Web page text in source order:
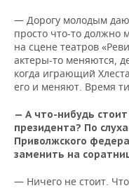
— Дорогу молодым
просто что-то должно
на сцене театров
актеры-то меняются,
когда играющий
его и меняют. Время
— А что-нибудь
президента? По
Приволжского
заменить на
— Ничего не стоит.